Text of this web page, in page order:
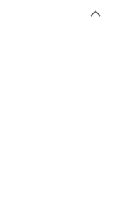
無須另外申請。